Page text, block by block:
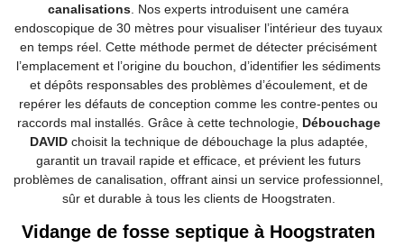
canalisations . Nos experts introduisent une caméra
endoscopique de 30 mètres pour visualiser l’intérieur des tuyaux
en temps réel. Cette méthode permet de détecter précisément
l’emplacement et l’origine du bouchon, d’identifier les sédiments
et dépôts responsables des problèmes d’écoulement, et de
repérer les défauts de conception comme les contre-pentes ou
raccords mal installés. Grâce à cette technologie, Débouchage
DAVIDchoisit la technique de débouchage la plus adaptée,
garantit un travail rapide et efficace, et prévient les futurs
problèmes de canalisation, offrant ainsi un service professionnel,
sûr et durable à tous les clients de Hoogstraten.
Vidange de fosse septique à Hoogstraten